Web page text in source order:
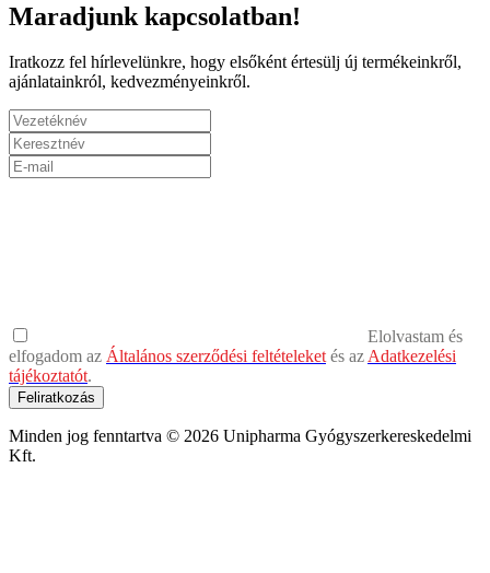
Maradjunk kapcsolatban!
Iratkozz fel hírlevelünkre, hogy elsőként értesülj új termékeinkről,
ajánlatainkról, kedvezményeinkről.
Elolvastam és
elfogadom az Általános szerződési feltételeketés azAdatkezelési
tájékoztatót.
Feliratkozás
Minden jog fenntartva © 2026 Unipharma Gyógyszerkereskedelmi
Kft.